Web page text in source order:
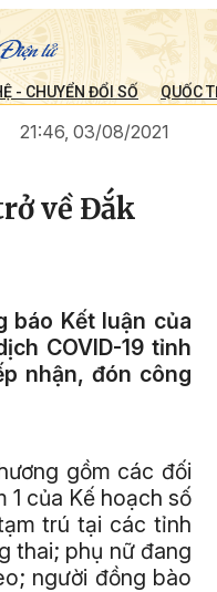
- CHUYỂN ĐỔI SỐ QUỐC
21:46, 03/08/2021
về Đắk
báo Kết luận của
COVID-19 tỉnh
nhận, đón công
gồm các đối
của Kế hoạch số
trú tại các tỉnh
thai; phụ nữ đang
người đồng bào